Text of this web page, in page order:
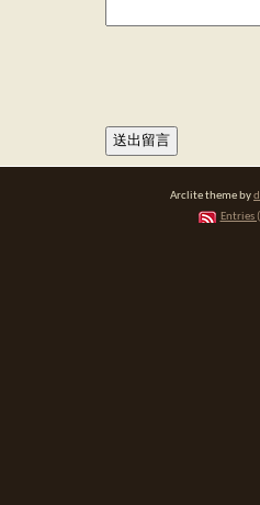
Arclite theme by
Entries